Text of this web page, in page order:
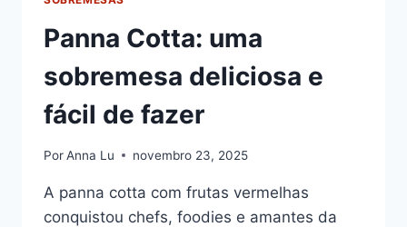
Panna Cotta: uma
sobremesa deliciosa e
fácil de fazer
PorAnna Lu novembro 23, 2025
A panna cotta com frutas vermelhas
conquistou chefs, foodies e amantes da